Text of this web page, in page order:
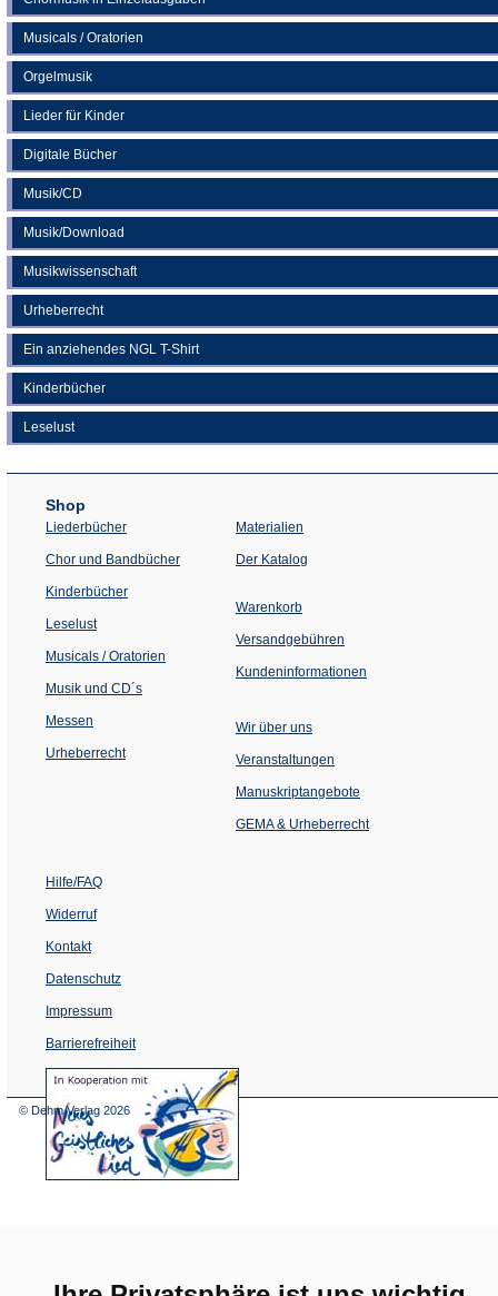
Musicals / Oratorien
Orgelmusik
Lieder für Kinder
Digitale Bücher
Musik/CD
Musik/Download
Musikwissenschaft
Urheberrecht
Ein anziehendes NGL T-Shirt
Kinderbücher
Leselust
Shop
Liederbücher
Chor und Bandbücher
Kinderbücher
Leselust
Musicals / Oratorien
Musik und CD´s
Messen
Urheberrecht
Materialien
Der Katalog
Warenkorb
Versandgebühren
Kundeninformationen
Wir über uns
Veranstaltungen
einem
Tab)
Manuskriptangebote
GEMA & Urheberrecht
Hilfe/FAQ
Widerruf
Kontakt
Datenschutz
Impressum
Barrierefreiheit
(Öffnet
in
© Dehm Verlag 2026